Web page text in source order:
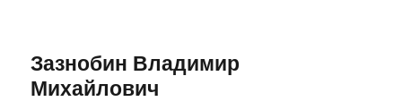
Зазнобин Владимир
Михайлович